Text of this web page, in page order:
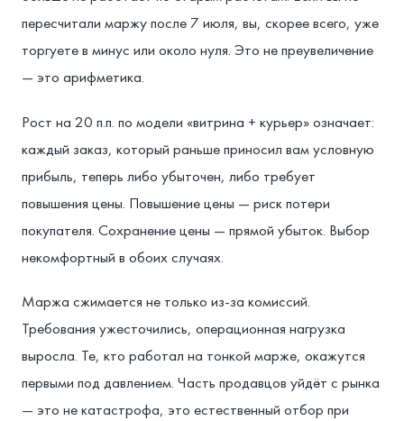
пересчитали маржу после 7 июля, вы, скорее всего, уже
торгуете в минус или около нуля. Это не преувеличение
— это арифметика.
Рост на 20 п.п. по модели «витрина + курьер» означает:
каждый заказ, который раньше приносил вам условную
прибыль, теперь либо убыточен, либо требует
повышения цены. Повышение цены — риск потери
покупателя. Сохранение цены — прямой убыток. Выбор
некомфортный в обоих случаях.
Маржа сжимается не только из-за комиссий.
Требования ужесточились, операционная нагрузка
выросла. Те, кто работал на тонкой марже, окажутся
первыми под давлением. Часть продавцов уйдёт с рынка
— это не катастрофа, это естественный отбор при